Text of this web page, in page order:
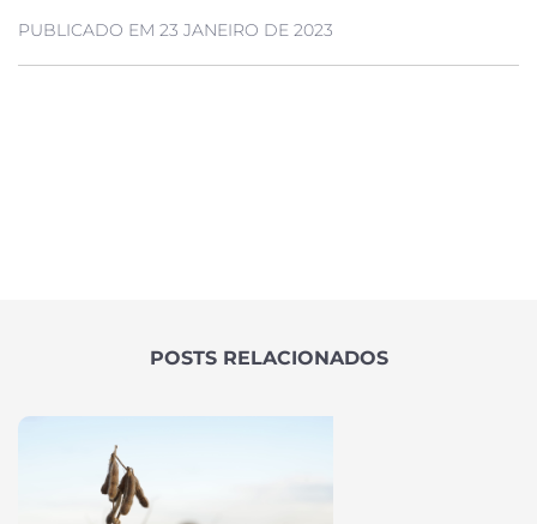
PUBLICADO EM 23 JANEIRO DE 2023
POSTS RELACIONADOS